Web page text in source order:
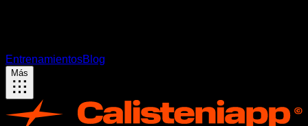
EntrenamientosBlog
Más